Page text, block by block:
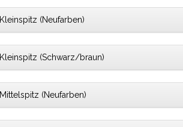
Kleinspitz (Neufarben)
Kleinspitz (Schwarz/braun)
Mittelspitz (Neufarben)